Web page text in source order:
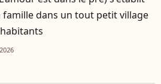
famille dans un tout petit village